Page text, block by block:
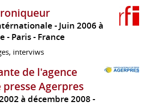
Juin 2006 à
Paris France
interviws
de l'agence
Agerpres
à décembre 2008